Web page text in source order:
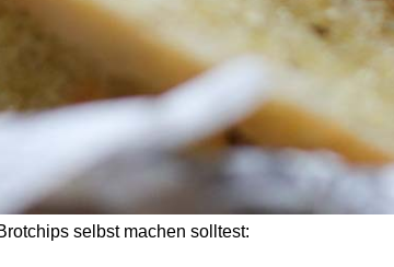
selbst machen solltest: